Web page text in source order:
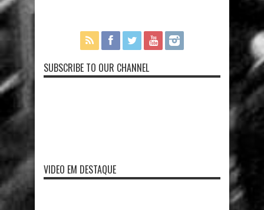
SUBSCRIBE TO OUR CHANNEL
VIDEO EM DESTAQUE